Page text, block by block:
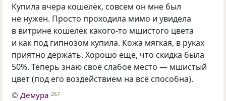
Купила вчера кошелёк, совсем он мне был
не нужен. Просто проходила мимо и увидела
в витрине кошелёк какого-то мшистого цвета
и как под гипнозом купила. Кожа мягкая, в руках
приятно держать. Хорошо ещё, что скидка была
50%. Теперь знаю своё слабое место — мшистый
цвет (под его воздействием на всё способна).
©Демура 267